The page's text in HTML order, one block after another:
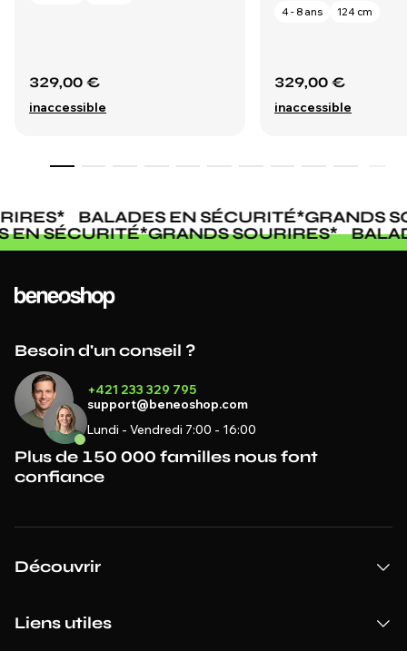
329,00 €
inaccessible
4 - 8 ans 124 cm
329,00 €
inaccessible
* BALADES EN SÉCURITÉ*GRANDS
EN SÉCURITÉ*GRANDS SOURIRES*
Besoin d'un conseil ?
+421 233 329 795
support@beneoshop.com
Lundi - Vendredi 7:00 - 16:00
Plus de 150 000 familles nous font
confiance
Découvrir
Liens utiles